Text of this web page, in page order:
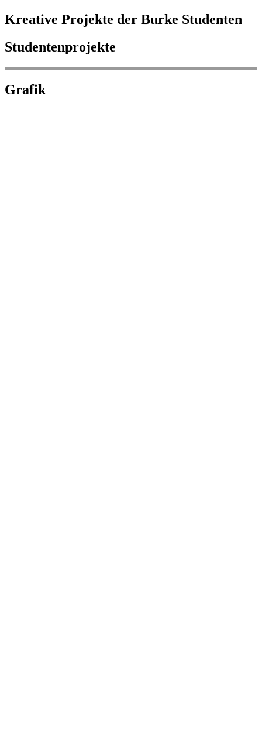
Kreative Projekte der Burke Studenten
Studentenprojekte
Grafik